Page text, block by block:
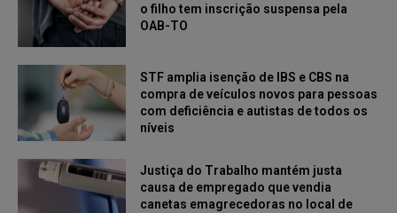
o filho tem inscrição suspensa pela
OAB-TO
STF amplia isenção de IBS e CBS na
compra de veículos novos para pessoas
com deficiência e autistas de todos os
níveis
Justiça do Trabalho mantém justa
causa de empregado que vendia
canetas emagrecedoras no local de